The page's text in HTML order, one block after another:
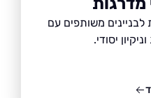
משותפים עם